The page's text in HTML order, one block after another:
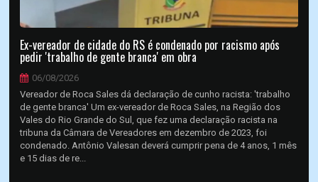
Ex-vereador de cidade do RS é condenado por racismo após
pedir 'trabalho de gente branca' em obra
06/08/2026
Vereador de Roca Sales dá declaração de cunho racista: 'trabalho
de gente branca' Um ex-vereador de Roca Sales, na Região dos
Vales do Rio Grande do Sul, que fez uma declaração racista na
tribuna da Câmara de Vereadores em dezembro de 2023, foi
condenado. Antônio Valesan deverá cumprir pena de 4 anos, 1 mês
e 15 dias de re...